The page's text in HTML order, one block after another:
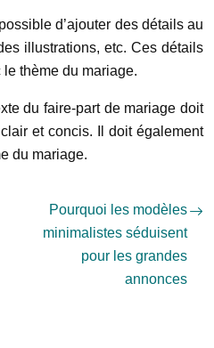
d’ajouter des détails au
illustrations, etc. Ces détails
thème du mariage.
du faire-part de mariage doit
et concis. Il doit également
du mariage.
Pourquoi les modèles
minimalistes séduisent
pour les grandes
annonces